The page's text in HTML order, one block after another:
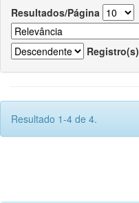
Resultados/Página
Registro(s)
Resultado 1-4 de 4.